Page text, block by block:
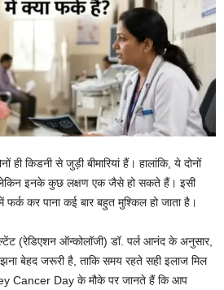
ही किडनी से जुड़ी बीमारियां हैं। हालांकि, ये दोनों
इनके कुछ लक्षण एक जैसे हो सकते हैं। इसी
कर पाना कई बार बहुत मुश्किल हो जाता है।
(रेडिएशन ऑन्कोलॉजी) डॉ. पर्ल आनंद के अनुसार,
बेहद जरूरी है, ताकि समय रहते सही इलाज मिल
Day के मौके पर जानते हैं कि आप